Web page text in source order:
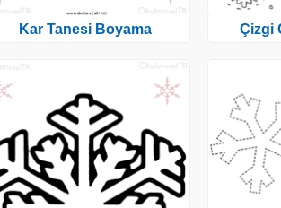
Kar Tanesi Boyama Çizgi